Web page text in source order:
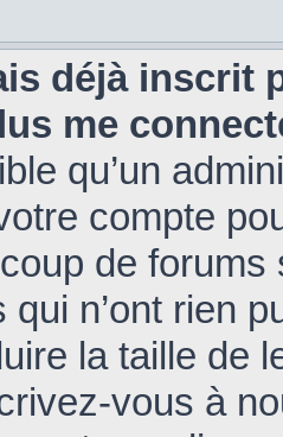
déjà inscrit
me
qu’un
compte
de
qui n’ont rien
la taille de
vous à